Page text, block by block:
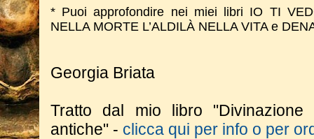
* Puoi approfondire nei miei libri IO TI
NELLA MORTE L’ALDILÀ NELLA VITA e
Georgia Briata
Tratto dal mio libro "Divinazione
antiche" - clicca qui per info o per